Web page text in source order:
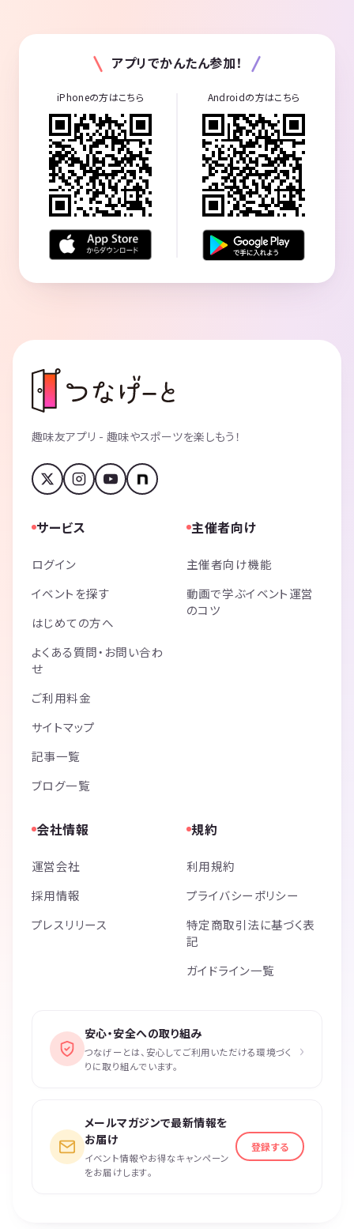
アプリでかんたん参加！
iPhoneの方はこちら Androidの方はこちら
趣味友アプリ - 趣味やスポーツを楽しもう！
サービス
ログイン
イベントを探す
はじめての方へ
よくある質問・お問い合わ
せ
ご利用料金
サイトマップ
記事一覧
ブログ一覧
主催者向け
主催者向け機能
動画で学ぶイベント運営
のコツ
会社情報
運営会社
採用情報
プレスリリース
規約
利用規約
プライバシーポリシー
特定商取引法に基づく表
記
ガイドライン一覧
安心・安全への取り組み
つなげーとは、安心してご利用いただける環境づく
りに取り組んでいます。
›
メールマガジンで最新情報を
お届け
イベント情報やお得なキャンペーン
をお届けします。
登録する